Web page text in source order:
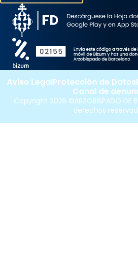
Copyright 2026 ©ARZOBISPADO DE
derechos
Aviso LegalProtección de Datos
Canal de